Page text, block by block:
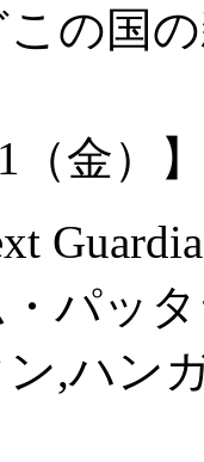
の国
（金）
・パッ
,ハン